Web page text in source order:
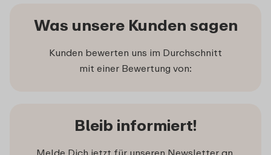
Was unsere Kunden sagen
Kunden bewerten uns im Durchschnitt
mit einer Bewertung von:
Bleib informiert!
Melde Dich jetzt für unseren Newsletter an,